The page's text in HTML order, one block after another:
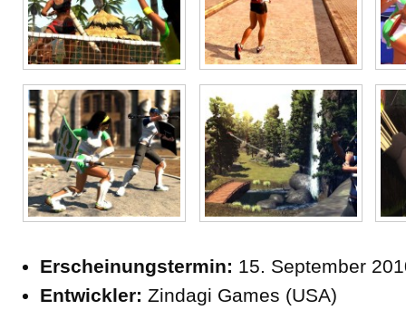
Erscheinungstermin: 15. September
Entwickler: Zindagi Games (USA)